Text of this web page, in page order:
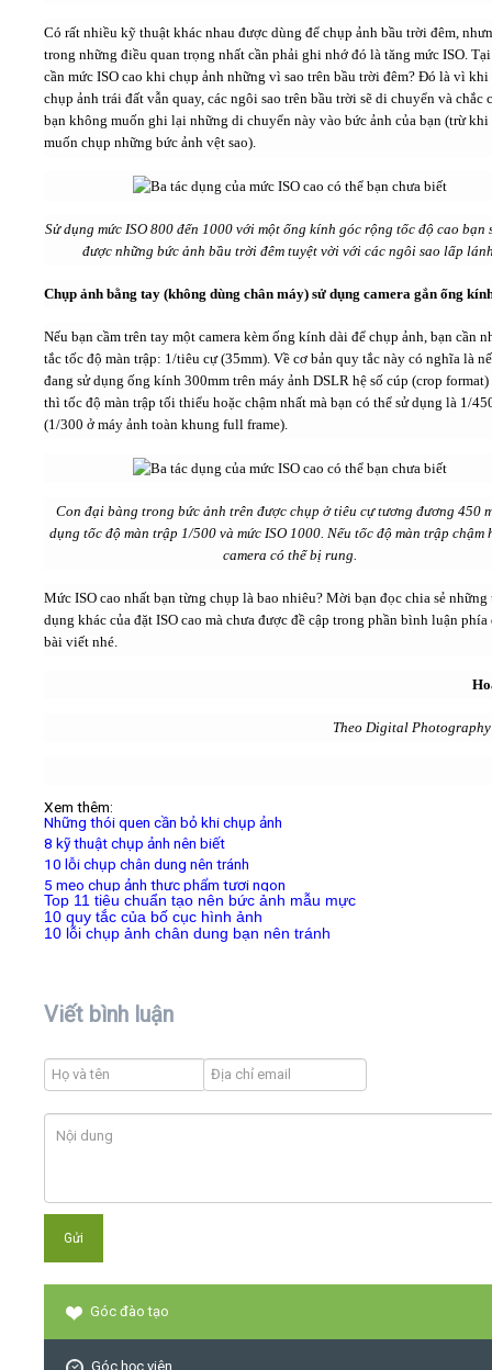
Có rất nhiều kỹ thuật khác nhau được dùng để chụp ảnh bầu trời đêm,
trong những điều quan trọng nhất cần phải ghi nhớ đó là tăng mức ISO.
cần mức ISO cao khi chụp ảnh những vì sao trên bầu trời đêm? Đó là vì khi
chụp ảnh trái đất vẫn quay, các ngôi sao trên bầu trời sẽ di chuyển và chắc
bạn không muốn ghi lại những di chuyển này vào bức ảnh của bạn (trừ khi
muốn chụp những bức ảnh vệt sao).
Sử dụng mức ISO 800 đến 1000 với một ống kính góc rộng tốc độ cao bạn
được những bức ảnh bầu trời đêm tuyệt vời với các ngôi sao lấp
Chụp ảnh bằng tay (không dùng chân máy) sử dụng camera gắn ống
Nếu bạn cầm trên tay một camera kèm ống kính dài để chụp ảnh, bạn cần
tắc tốc độ màn trập: 1/tiêu cự (35mm). Về cơ bản quy tắc này có nghĩa là
đang sử dụng ống kính 300mm trên máy ảnh DSLR hệ số cúp (crop
thì tốc độ màn trập tối thiểu hoặc chậm nhất mà bạn có thể sử dụng là 1/
(1/300 ở máy ảnh toàn khung full frame).
Con đại bàng trong bức ảnh trên được chụp ở tiêu cự tương đương 450
dụng tốc độ màn trập 1/500 và mức ISO 1000. Nếu tốc độ màn trập chậm
camera có thể bị rung.
Mức ISO cao nhất bạn từng chụp là bao nhiêu? Mời bạn đọc chia sẻ những
dụng khác của đặt ISO cao mà chưa được đề cập trong phần bình luận
bài viết nhé.
Theo Digital
Xem thêm:
Những thói quen cần bỏ khi chụp ảnh
8 kỹ thuật chụp ảnh nên biết
10 lỗi chụp chân dung nên tránh
5 mẹo chụp ảnh thực phẩm tươi ngon
Top 11 tiêu chuẩn tạo nên bức ảnh mẫu mực
10 quy tắc của bố cục hình ảnh
10 lỗi chụp ảnh chân dung bạn nên tránh
Viết bình luận
Góc đào tạo
Góc học viên